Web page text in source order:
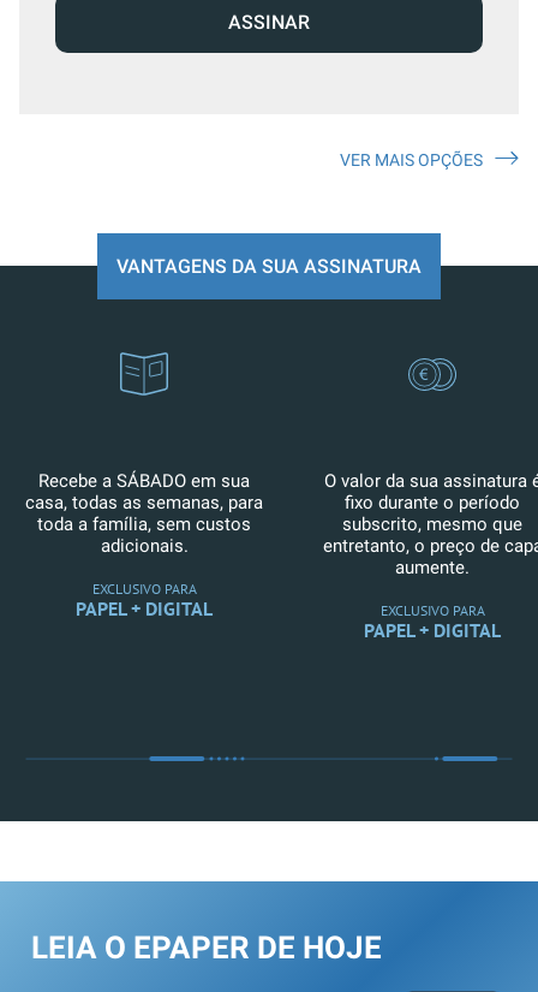
ASSINAR
VER MAIS OPÇÕES
VANTAGENS DA SUA ASSINATURA
Recebe a SÁBADO em sua
casa, todas as semanas, para
toda a família, sem custos
adicionais.
EXCLUSIVO PARA
PAPEL + DIGITAL
O valor da sua assinatura
fixo durante o período
subscrito, mesmo que
entretanto, o preço de
aumente.
EXCLUSIVO PARA
PAPEL + DIGITAL
LEIA O EPAPER DE HOJE